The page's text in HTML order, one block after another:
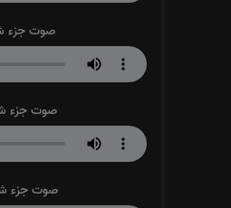
صوت جزء
صوت جزء
صوت جزء